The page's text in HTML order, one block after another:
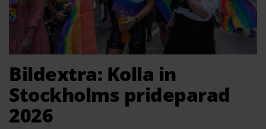
Bildextra: Kolla in
Stockholms prideparad
2026